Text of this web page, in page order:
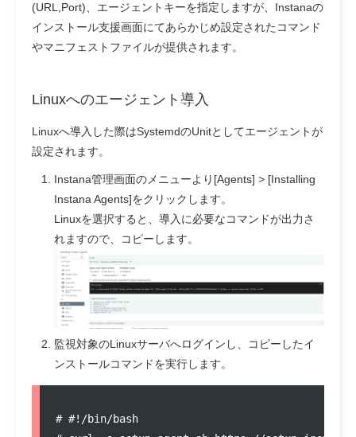
(URL,Port)、エージェントキーを指定しますが、Instanaの
インストール支援画面にてあらかじめ設定されたコマンド
やマニフェストファイルが提供されます。
Linuxへのエージェント導入
Linuxへ導入した際はSystemdのUnitとしてエージェントが
設定されます。
Instana管理画面のメニューより[Agents] > [Installing
Instana Agents]をクリックします。
Linuxを選択すると、導入に必要なコマンドが出力さ
れますので、コピーします。
監視対象のLinuxサーバへログインし、コピーしたイ
ンストールコマンドを実行します。
# #!/bin/bash